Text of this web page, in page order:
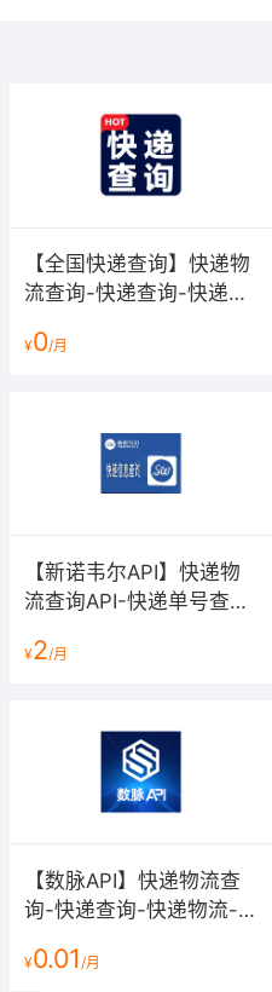
解决方案
此时需要重新购
购买次数
已过期
此时需要重新购
买
您需要复制正确
的AppCode
制的时候不要带
空格
签名为空
Header是否包含
签名
AppKey
43906.html
【全国快递查询】快递物
流查询-快递查询-快递查
流轨迹查询-快递物流查
¥0/月
【新诺韦尔API】快递物
流查询API-快递单号查
持全国快递单号识别与轨
¥2/月
【数脉API】快递物流查
询-快递查询-快递物流-
物流查询-快递物流查询-
¥0.01 /月